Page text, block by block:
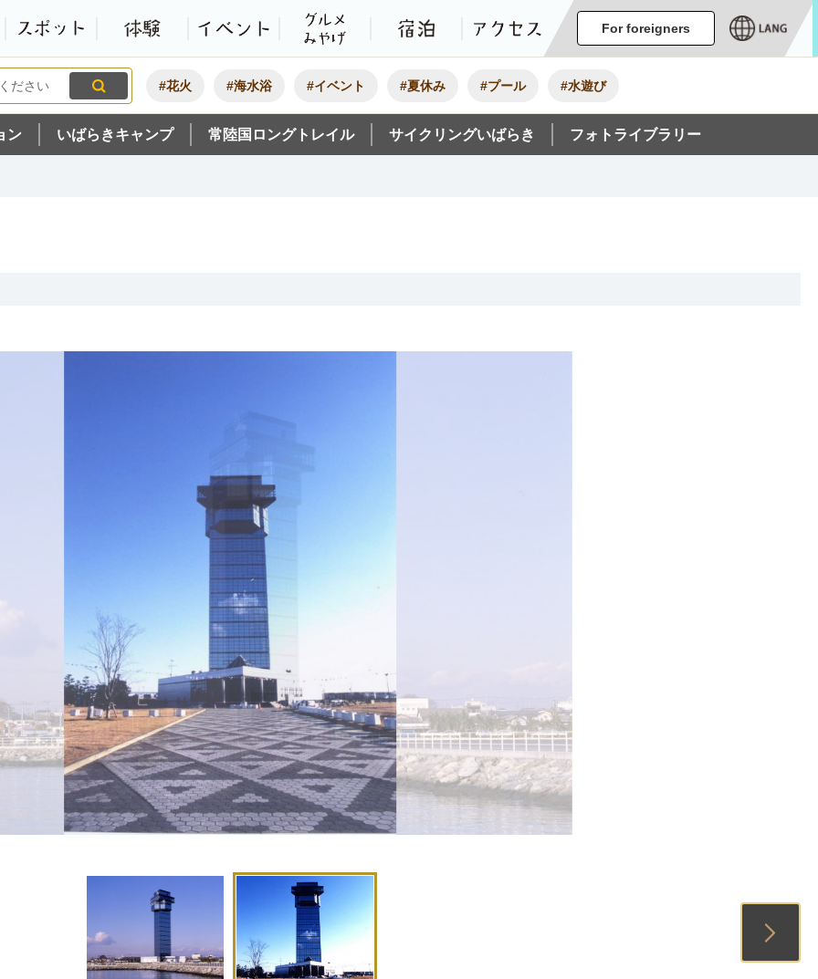
観光いばらき公式ホームページ
特集・オススメ
モデルコーススポット 体験 イベント グルメ・みやげ宿泊 アクセス
For foreigners
#花火 #海水浴 #イベント #夏休み #プール #水遊び
ン いばらきキャンプ 常陸国ロングトレイル サイクリングいばらき フォトライブラリー